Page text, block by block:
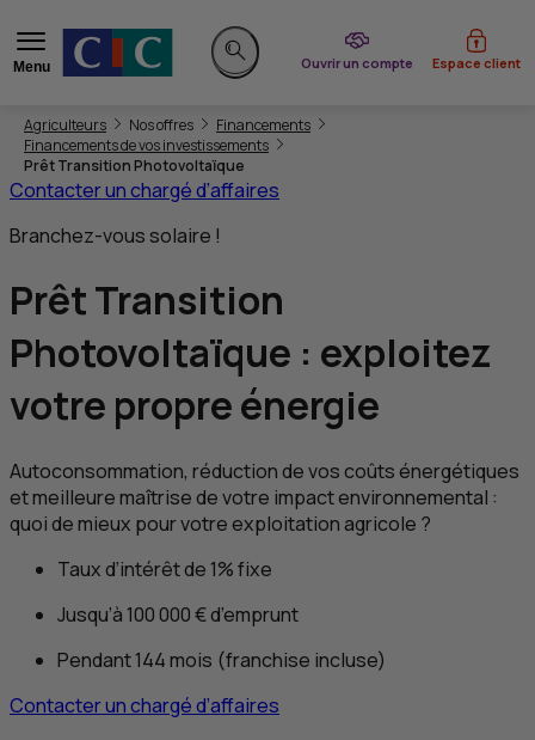
Menu
Rechercher sur le site
Ouvrir un compte
du CIC Espace client
Vous êtes ici:
Agriculteurs Nos offres
Financements
Financements de vos investissements
Prêt Transition Photovoltaïque
Contacter un chargé d’affaires
Branchez-vous solaire !
Prêt Transition
Photovoltaïque : exploitez
votre propre énergie
Autoconsommation, réduction de vos coûts énergétiques
et meilleure maîtrise de votre impact environnemental :
quoi de mieux pour votre exploitation agricole ?
Taux d’intérêt de 1% fixe
Jusqu’à 100 000 € d’emprunt
Pendant 144 mois (franchise incluse)
Contacter un chargé d’affaires